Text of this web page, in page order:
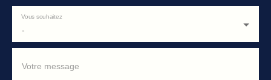
-
Vous souhaitez
Votre message